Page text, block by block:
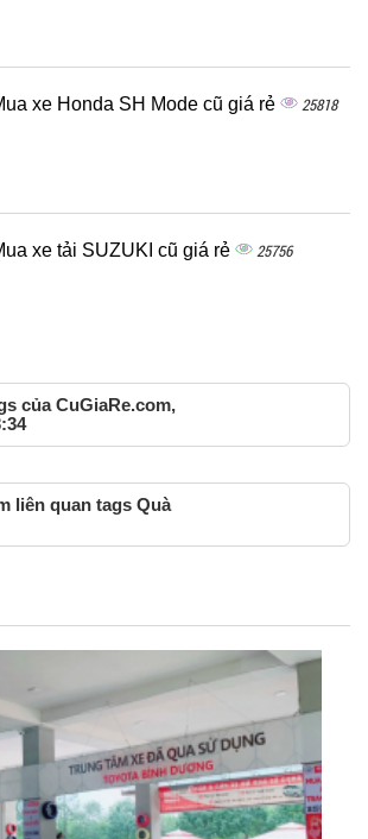
xe Honda SH Mode cũ giá rẻ 25818
xe tải SUZUKI cũ giá rẻ 25756
của CuGiaRe.com,
liên quan tags Quà